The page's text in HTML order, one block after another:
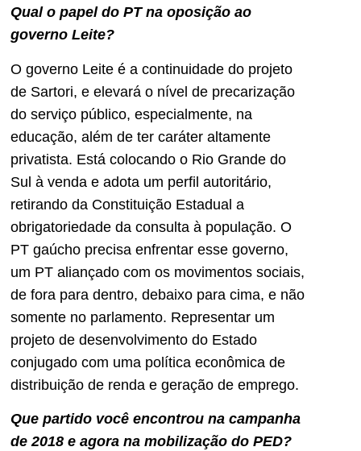
Qual o papel do PT na oposição ao
governo Leite?
O governo Leite é a continuidade do projeto
de Sartori, e elevará o nível de precarização
do serviço público, especialmente, na
educação, além de ter caráter altamente
privatista. Está colocando o Rio Grande do
Sul à venda e adota um perfil autoritário,
retirando da Constituição Estadual a
obrigatoriedade da consulta à população. O
PT gaúcho precisa enfrentar esse governo,
um PT aliançado com os movimentos sociais,
de fora para dentro, debaixo para cima, e não
somente no parlamento. Representar um
projeto de desenvolvimento do Estado
conjugado com uma política econômica de
distribuição de renda e geração de emprego.
Que partido você encontrou na campanha
de 2018 e agora na mobilização do PED?